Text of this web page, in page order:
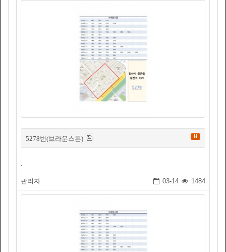
5278번(브라운스톤) H
.
관리자 03-14 1484